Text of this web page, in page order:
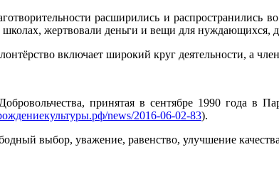
расширились и
школах, жертвовали деньги и вещи для нуждающихся,
включает широкий круг деятельности, а
принятая в сентябре 1990 года
news/2016-06-02-83).
выбор, уважение, равенство, улучшение